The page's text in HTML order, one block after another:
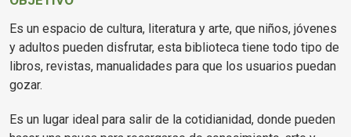
Es un espacio de cultura, literatura y arte, que niños, jóvenes
y adultos pueden disfrutar, esta biblioteca tiene todo tipo de
libros, revistas, manualidades para que los usuarios puedan
gozar.
Es un lugar ideal para salir de la cotidianidad, donde pueden